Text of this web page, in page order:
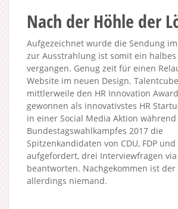
Nach der Höhle der
Aufgezeichnet wurde die Sendung
zur Ausstrahlung ist somit ein halbes
vergangen. Genug zeit für einen
Website im neuen Design.
mittlerweile den HR Innovation
gewonnen als innovativstes HR
in einer Social Media Aktion während
Bundestagswahlkampfes 2017 die
Spitzenkandidaten von CDU, FDP und
aufgefordert, drei Interviewfragen
beantworten. Nachgekommen ist
allerdings niemand.